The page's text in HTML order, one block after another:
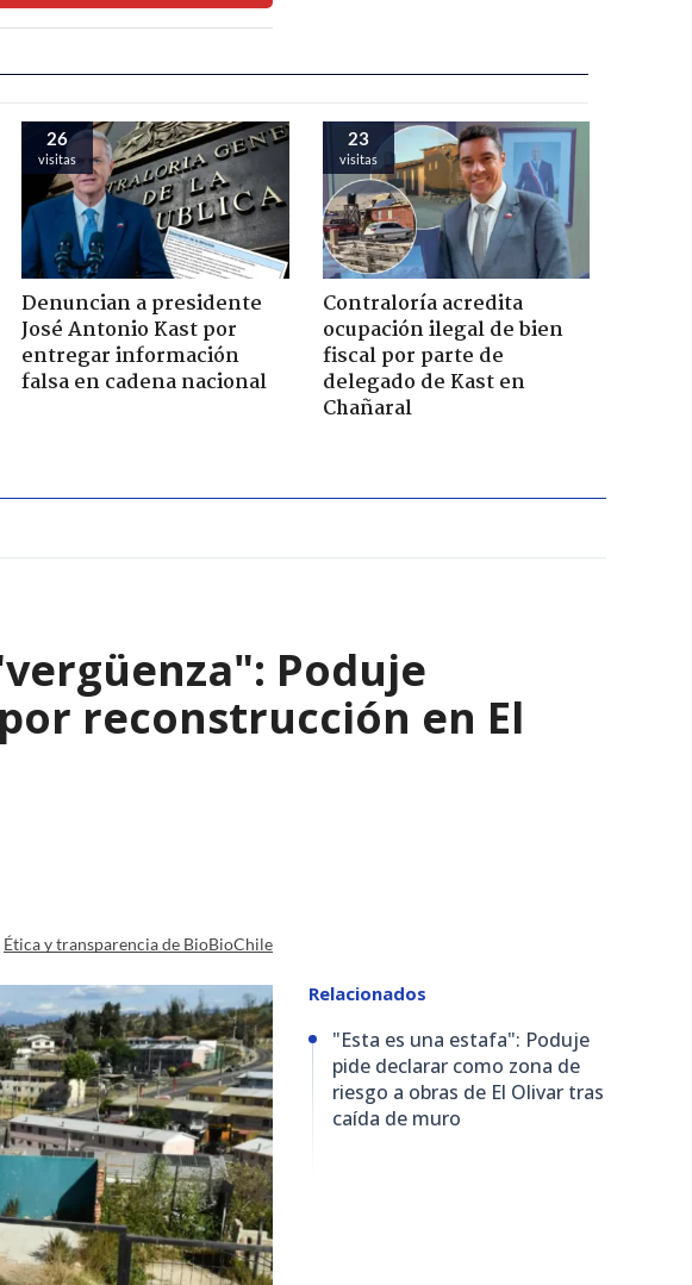
26
visitas
Denuncian a presidente
José Antonio Kast por
entregar información
falsa en cadena nacional
23
visitas
Contraloría acredita
ocupación ilegal de bien
fiscal por parte de
delegado de Kast en
Chañaral
Poduje
reconstrucción en El
Ética y transparencia de BioBioChile
Relacionados
"Esta es una estafa": Poduje
pide declarar como zona de
riesgo a obras de El Olivar tras
caída de muro